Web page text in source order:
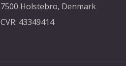
7500 Holstebro, Denmark
CVR: 43349414